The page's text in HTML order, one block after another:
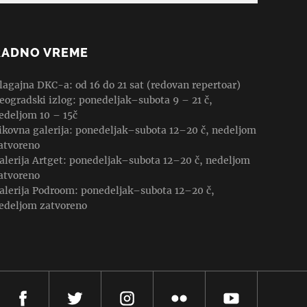
VREME
DKC-a: od 16 do 21 sat (redovan repertoar)
izlog: ponedeljak–subota 9 – 21 č,
10 – 15č
galerija: ponedeljak–subota 12–20 č, nedeljom
Artget: ponedeljak–subota 12–20 č, nedeljom
Podroom: ponedeljak–subota 12–20 č,
zatvoreno